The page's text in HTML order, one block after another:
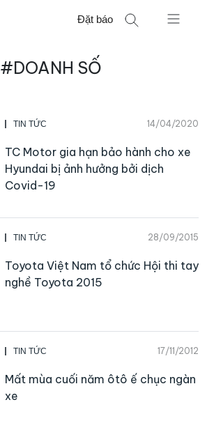
Đặt báo
#DOANH SỐ
TIN TỨC 14/04/2020
TC Motor gia hạn bảo hành cho xe
Hyundai bị ảnh hưởng bởi dịch
Covid-19
TIN TỨC 28/09/2015
Toyota Việt Nam tổ chức Hội thi tay
nghề Toyota 2015
TIN TỨC 17/11/2012
Mất mùa cuối năm ôtô ế chục ngàn
xe